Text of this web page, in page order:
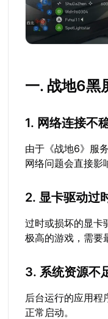
一. 战地6黑
1. 网络连接不
由于《战地6》服
网络问题会直接影
2. 显卡驱动过
过时或损坏的显卡
极高的游戏，需要
3. 系统资源不
后台运行的应用程
正常启动。